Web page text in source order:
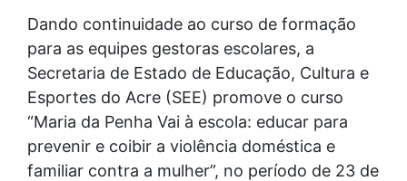
Dando continuidade ao curso de formação
para as equipes gestoras escolares, a
Secretaria de Estado de Educação, Cultura e
Esportes do Acre (SEE) promove o curso
“Maria da Penha Vai à escola: educar para
prevenir e coibir a violência doméstica e
familiar contra a mulher”, no período de 23 de